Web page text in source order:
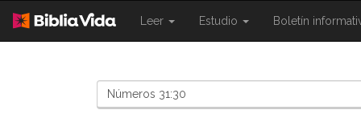
Leer
{{
Estudio
{{
Boletín